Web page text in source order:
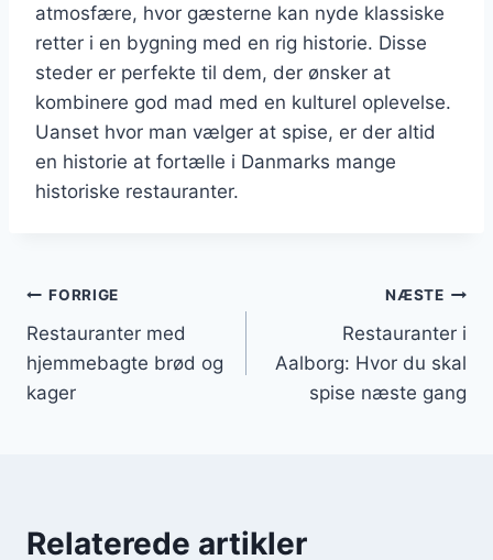
atmosfære, hvor gæsterne kan nyde klassiske
retter i en bygning med en rig historie. Disse
steder er perfekte til dem, der ønsker at
kombinere god mad med en kulturel oplevelse.
Uanset hvor man vælger at spise, er der altid
en historie at fortælle i Danmarks mange
historiske restauranter.
Indlægsnavigation
FORRIGE
Restauranter med
hjemmebagte brød og
kager
NÆSTE
Restauranter i
Aalborg: Hvor du skal
spise næste gang
Relaterede artikler